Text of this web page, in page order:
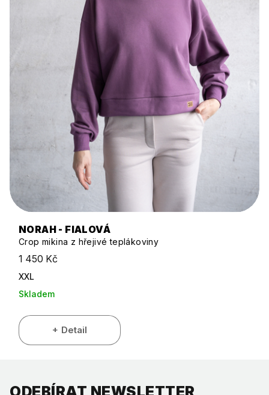
NORAH - FIALOVÁ
Crop mikina z hřejivé teplákoviny
1 450 Kč
XXL
Skladem
Detail